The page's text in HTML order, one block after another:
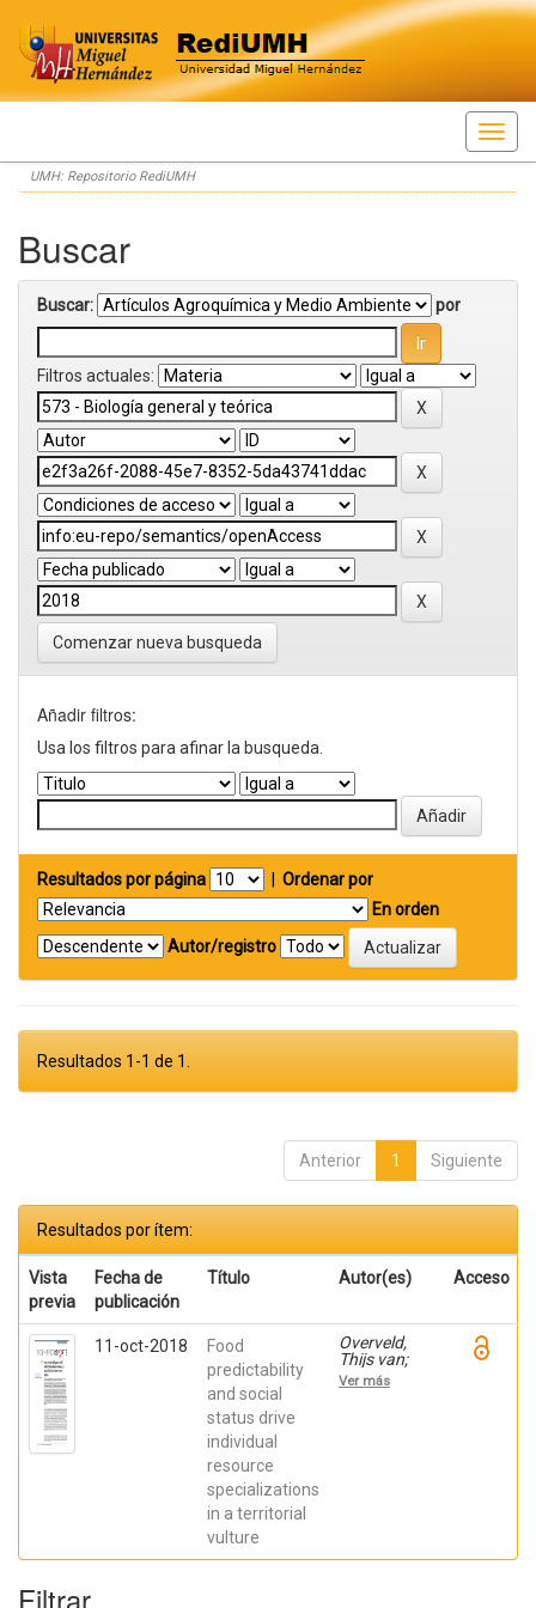
Skip
navigation
UMH: Repositorio RediUMH
Buscar
Buscar: por
Filtros actuales:
Comenzar nueva busqueda
Añadir filtros:
Usa los filtros para afinar la busqueda.
Resultados por página
Ordenar por
En orden
Autor/registro
Resultados 1-1 de 1.
Anterior 1 Siguiente
Resultados por ítem:
Vista
previa
Fecha de
publicación
Título Autor(es) Acceso
11-oct-2018
Food
predictability
and social
status drive
individual
resource
specializations
in a territorial
vulture
Overveld,
Thijs van;
García
Alfonso,
Serrano,
Ver más
Filtrar